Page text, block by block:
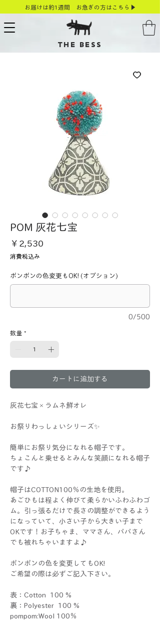
お届けは約1週間 お急ぎの方はこちら▶
THE BESS
POM 灰花七宝
￥2,530
消費税込み
ポンポンの色変更もOK! (オプション)
0/500
数量 *
カートに追加する
灰花七宝×ラムネ鮮オレ
お祭りわっしょいシリーズ✨
簡単にお祭り気分になれる帽子です。
ちょこんと乗せるとみんな笑顔になれる帽子
です♪
帽子はCOTTON100％の生地を使用。
あごひもは程よく伸びて柔らかいふわふわゴ
ム。引っ張るだけで長さの調整ができるよう
になっていて、小さい子から大きい子まで
OKです！お子ちゃま、ママさん、パパさん
でも被れちゃいますよ♪
ポンポンの色を変更してもOK!
ご希望の際は必ずご記入下さい。
表：Cotton 100 %
裏：Polyester 100 %
pompom:Wool 100％